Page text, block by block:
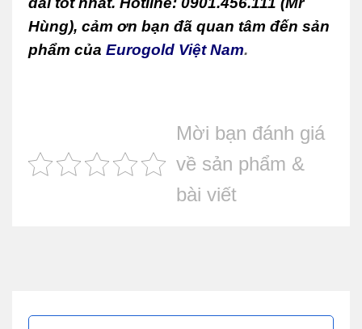
Hùng), cảm ơn bạn đã quan tâm đến sản
phẩm của Eurogold Việt Nam.
Mời bạn đánh giá
về sản phẩm &
bài viết